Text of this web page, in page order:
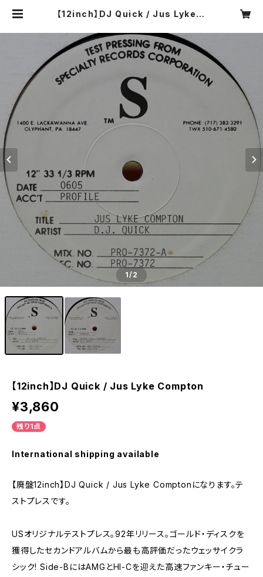
【12inch】DJ Quick / Jus Lyke C
IA
1/2
【12inch】DJ Quick / Jus Lyke Compton
¥3,860
残り1点
International shipping available
【廃盤12inch】DJ Quick / Jus Lyke Comptonになります。テ
ストプレスです。
USオリジナルテストプレス。92年リリース。ゴールド・ディスクを
獲得したセカンドアルバムから最も高評価だったウェッサイクラ
シック! Side-BにはAMGとHI-Cを迎えた高速ファンキー・チュー